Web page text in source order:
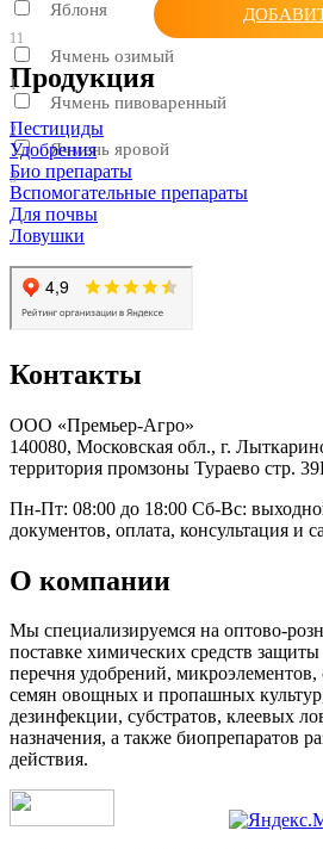
Яблоня
11
Ячмень озимый
1
Ячмень пивоваренный
2
Ячмень яровой
3
Продукция
Пестициды
Удобрения
Био препараты
Вспомогательные препараты
Для почвы
Ловушки
Контакты
ООО «Премьер-Агро»
140080, Московская обл., г.
территория промзоны Тураево стр.
Пн-Пт: 08:00 до 18:00 Сб-Вс:
документов, оплата, консультация и
О компании
Мы специализируемся на оптово-
поставке химических средств
перечня удобрений, микроэлементов,
семян овощных и пропашных
дезинфекции, субстратов, клеевых
назначения, а также биопрепаратов
действия.